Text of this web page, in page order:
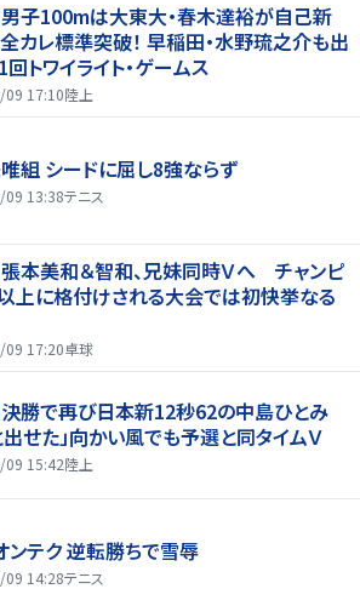
男子100mは大東大・春木達裕が自己新
カレ標準突破！ 早稲田・水野琉之介も出
トワイライト・ゲームス
17:10陸上
組 シードに屈し8強ならず
13:38テニス
張本美和＆智和、兄妹同時Ｖへ チャンピ
上に格付けされる大会では初快挙なる
17:20卓球
決勝で再び日本新12秒62の中島ひとみ
出せた」向かい風でも予選と同タイムＶ
15:42陸上
ンテク 逆転勝ちで雪辱
14:28テニス